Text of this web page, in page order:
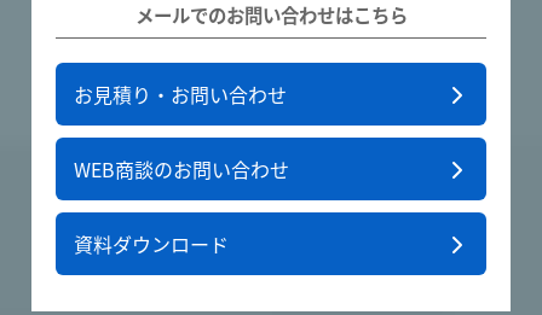
メールでのお問い合わせはこちら
お見積り・お問い合わせ
WEB商談のお問い合わせ
資料ダウンロード